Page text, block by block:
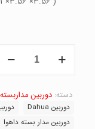
مداربسته
DH-
HAC-
HFW2601TP-
دسته: دوربین مداربسته
دوربین Dahua
دوربین مدار بسته داهوا